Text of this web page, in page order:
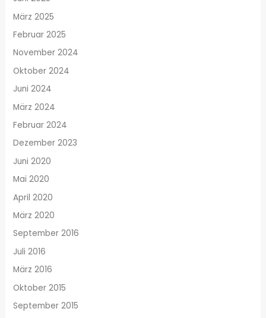
März 2025
Februar 2025
November 2024
Oktober 2024
Juni 2024
März 2024
Februar 2024
Dezember 2023
Juni 2020
Mai 2020
April 2020
März 2020
September 2016
Juli 2016
März 2016
Oktober 2015
September 2015